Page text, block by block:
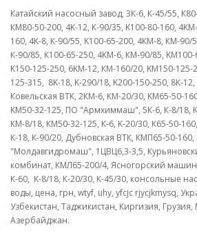
Катайский насосный завод, 3К-6, К-45/55,
КМ80-50-200, 4K-12, К-90/35, K100-80-160,
160, 4К-8, К-90/55, K100-65-200, 4КМ-8, КМ-90/
К-90/85, К100-65-250, 4КМ-6, КМ-90/85,
K150-125-250, 6KM-12, КМ-160/20, KM150-125-
125-315, 8K-18, K-290/18, K200-150-250, 8К-
Ковельская ВТК, 2КМ-6, КМ-20/30, KM65-50-
KM50-32-125, ПО "Армхиммаш", 5К-6, К-8/18,
КМ-8/18, КМ50-32-125, К-6, K-20/30, К65-50-
К-18, К-90/20, Дубновская ВТК, КМП65-50-
"Молдавгидромаш", 1ЦВЦ6,3-3,5,
комбинат, КМЛ65-200/4, Ясногорский
К-60, K-8/18, К-20/30, К-45/30, консольные
воды, цена, грн, wtyf, uhy, yfcjc rjycjkmysq,
Узбекистан, Таджикистан, Киргизия,
Азербайджан.